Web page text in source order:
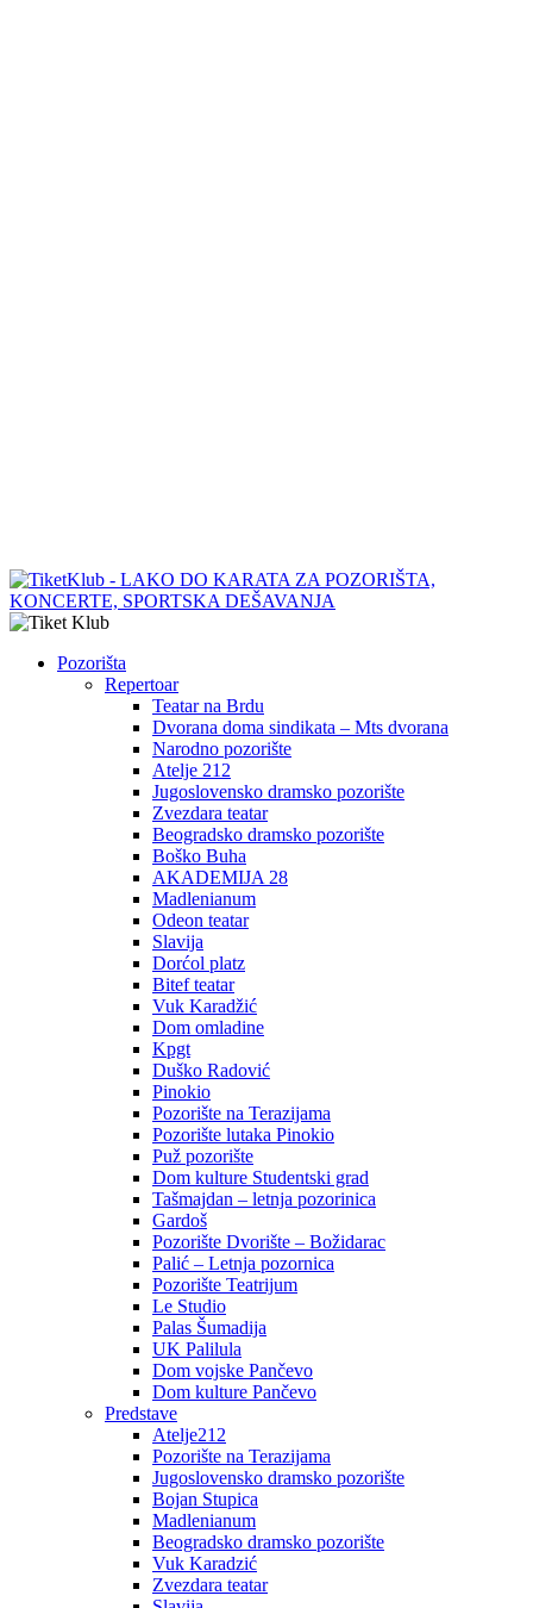
Pozorišta
Repertoar
Teatar na Brdu
Dvorana doma sindikata – Mts dvorana
Narodno pozorište
Atelje 212
Jugoslovensko dramsko pozorište
Zvezdara teatar
Beogradsko dramsko pozorište
Boško Buha
AKADEMIJA 28
Madlenianum
Odeon teatar
Slavija
Dorćol platz
Bitef teatar
Vuk Karadžić
Dom omladine
Kpgt
Duško Radović
Pinokio
Pozorište na Terazijama
Pozorište lutaka Pinokio
Puž pozorište
Dom kulture Studentski grad
Tašmajdan – letnja pozorinica
Gardoš
Pozorište Dvorište – Božidarac
Palić – Letnja pozornica
Pozorište Teatrijum
Le Studio
Palas Šumadija
UK Palilula
Dom vojske Pančevo
Dom kulture Pančevo
Predstave
Atelje212
Pozorište na Terazijama
Jugoslovensko dramsko pozorište
Bojan Stupica
Madlenianum
Beogradsko dramsko pozorište
Vuk Karadzić
Zvezdara teatar